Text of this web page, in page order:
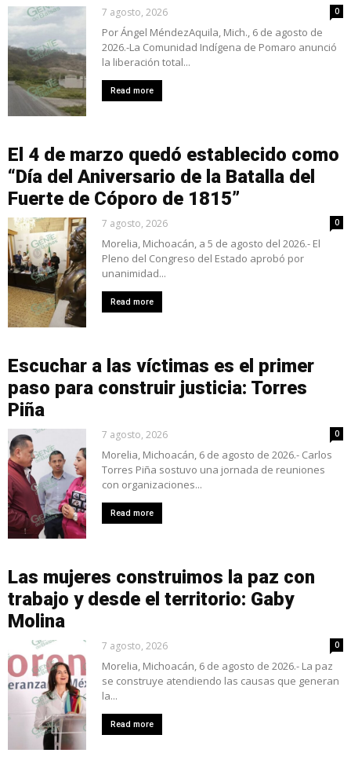
7 agosto, 2026 0
Por Ángel MéndezAquila, Mich., 6 de agosto de
2026.-La Comunidad Indígena de Pomaro anunció
la liberación total...
Read more
El 4 de marzo quedó establecido como
“Día del Aniversario de la Batalla del
Fuerte de Cóporo de 1815”
7 agosto, 2026 0
Morelia, Michoacán, a 5 de agosto del 2026.- El
Pleno del Congreso del Estado aprobó por
unanimidad...
Read more
Escuchar a las víctimas es el primer
paso para construir justicia: Torres
Piña
7 agosto, 2026 0
Morelia, Michoacán, 6 de agosto de 2026.- Carlos
Torres Piña sostuvo una jornada de reuniones
con organizaciones...
Read more
Las mujeres construimos la paz con
trabajo y desde el territorio: Gaby
Molina
7 agosto, 2026 0
Morelia, Michoacán, 6 de agosto de 2026.- La paz
se construye atendiendo las causas que generan
la...
Read more